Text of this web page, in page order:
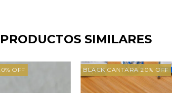
PRODUCTOS SIMILARES
OFF BLACK CANTARA 20% OFF